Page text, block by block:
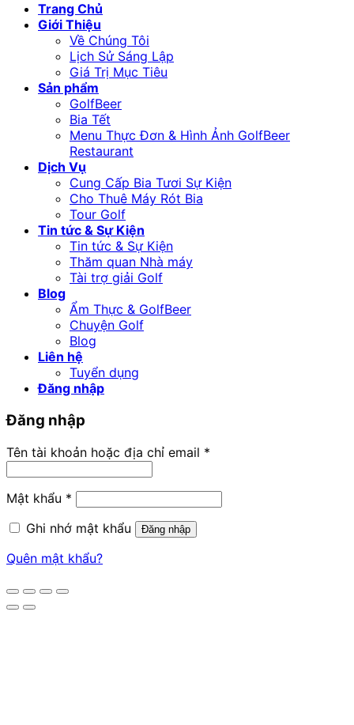
Trang Chủ
Giới Thiệu
Về Chúng Tôi
Lịch Sử Sáng Lập
Giá Trị Mục Tiêu
Sản phẩm
GolfBeer
Bia Tết
Menu Thực Đơn & Hình Ảnh GolfBeer
Restaurant
Dịch Vụ
Cung Cấp Bia Tươi Sự Kiện
Cho Thuê Máy Rót Bia
Tour Golf
Tin tức & Sự Kiện
Tin tức & Sự Kiện
Thăm quan Nhà máy
Tài trợ giải Golf
Blog
Ẩm Thực & GolfBeer
Chuyện Golf
Blog
Liên hệ
Tuyển dụng
Đăng nhập
Đăng nhập
Tên tài khoản hoặc địa chỉ email *
Mật khẩu * Bắt
buộc
Ghi nhớ mật khẩu
Đăng nhập
Quên mật khẩu?